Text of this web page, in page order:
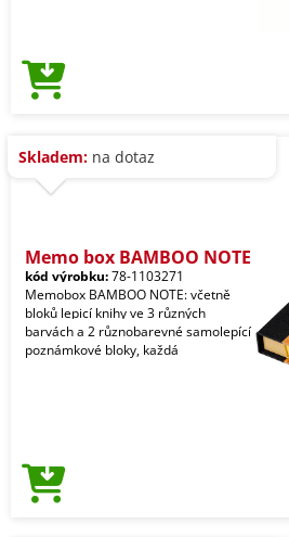
Skladem: na dotaz
Memo box BAMBOO NOTE
kód výrobku:78-1103271
Memobox BAMBOO NOTE: včetně
bloků lepicí knihy ve 3 různých
barvách a 2 různobarevné samolepící
poznámkové bloky, každá